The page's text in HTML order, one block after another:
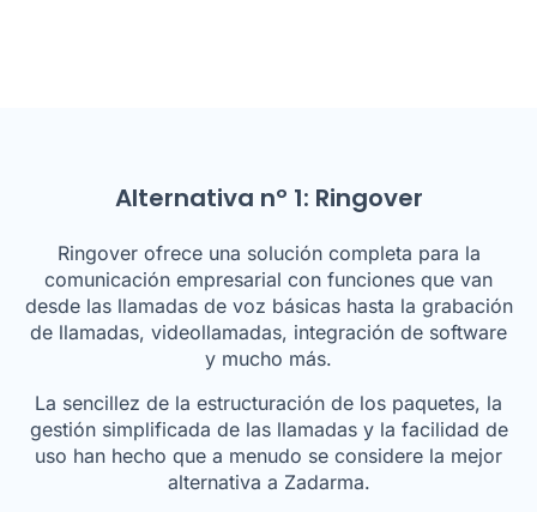
Alternativa nº 1: Ringover
Ringover ofrece una solución completa para la
comunicación empresarial con funciones que van
desde las llamadas de voz básicas hasta la grabación
de llamadas, videollamadas, integración de software
y mucho más.
La sencillez de la estructuración de los paquetes, la
gestión simplificada de las llamadas y la facilidad de
uso han hecho que a menudo se considere la mejor
alternativa a Zadarma.